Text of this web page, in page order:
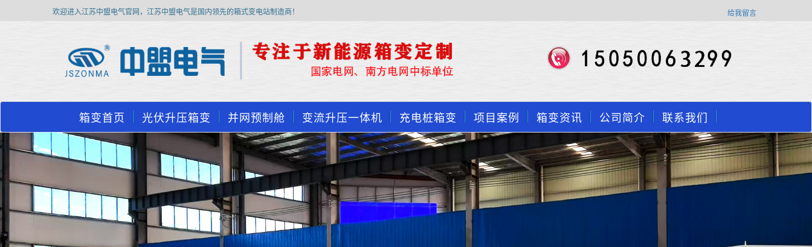
欢迎进入江苏中盟电气官网，江苏中盟电气是国内领先的箱式变电站制造商！ 给我留言
箱变首页 光伏升压箱变 并网预制舱 变流升压一体机 充电桩箱变 项目案例 箱变资讯 公司简介 联系我们